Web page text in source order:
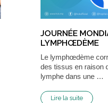
JOURNÉE
LYMPHŒDÈME
Le lymphœdème
des tissus en raison
lymphe dans une …
Lire la suite